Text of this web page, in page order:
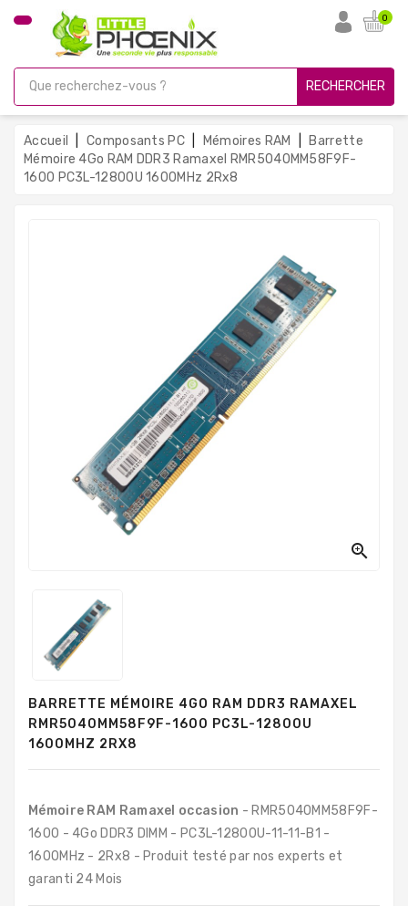
CATÉGORIE
Gamer
Unités
Centrales
Reconditionnées
Mémoires
Durs
Composants
PC
Composants
PC
Portables
Destockage
0
RECHERCHER
Accueil Composants PC Mémoires RAM
Barrette
Mémoire 4Go RAM DDR3 Ramaxel RMR5040MM58F9F-
1600 PC3L-12800U 1600MHz 2Rx8

BARRETTE MÉMOIRE 4GO RAM DDR3 RAMAXEL
RMR5040MM58F9F-1600 PC3L-12800U
1600MHZ 2RX8
Mémoire RAM Ramaxel occasion - RMR5040MM58F9F-
1600 - 4Go DDR3 DIMM - PC3L-12800U-11-11-B1 -
1600MHz - 2Rx8 - Produit testé par nos experts et
garanti 24 Mois